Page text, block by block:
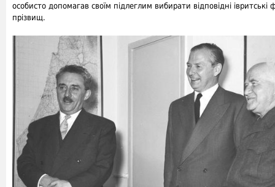
особисто допомагав своїм підлеглим вибирати відповідні івритські
прізвищ.